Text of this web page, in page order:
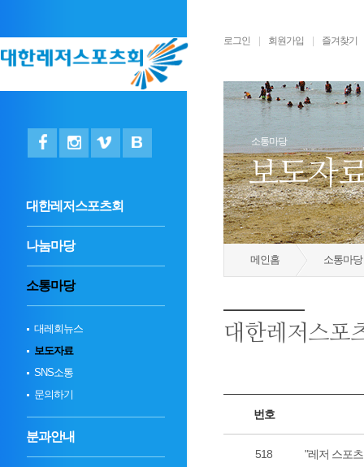
대한레저스포츠회
나눔마당
소통마당
대레회뉴스
보도자료
SNS소통
문의하기
분과안내
로그인 회원가입 즐겨찾기
소통마당
보도자
메인홈 소통마당
대한레저스포
번호
518 "레저 스포